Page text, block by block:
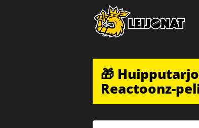
🎁
Reactoonz-